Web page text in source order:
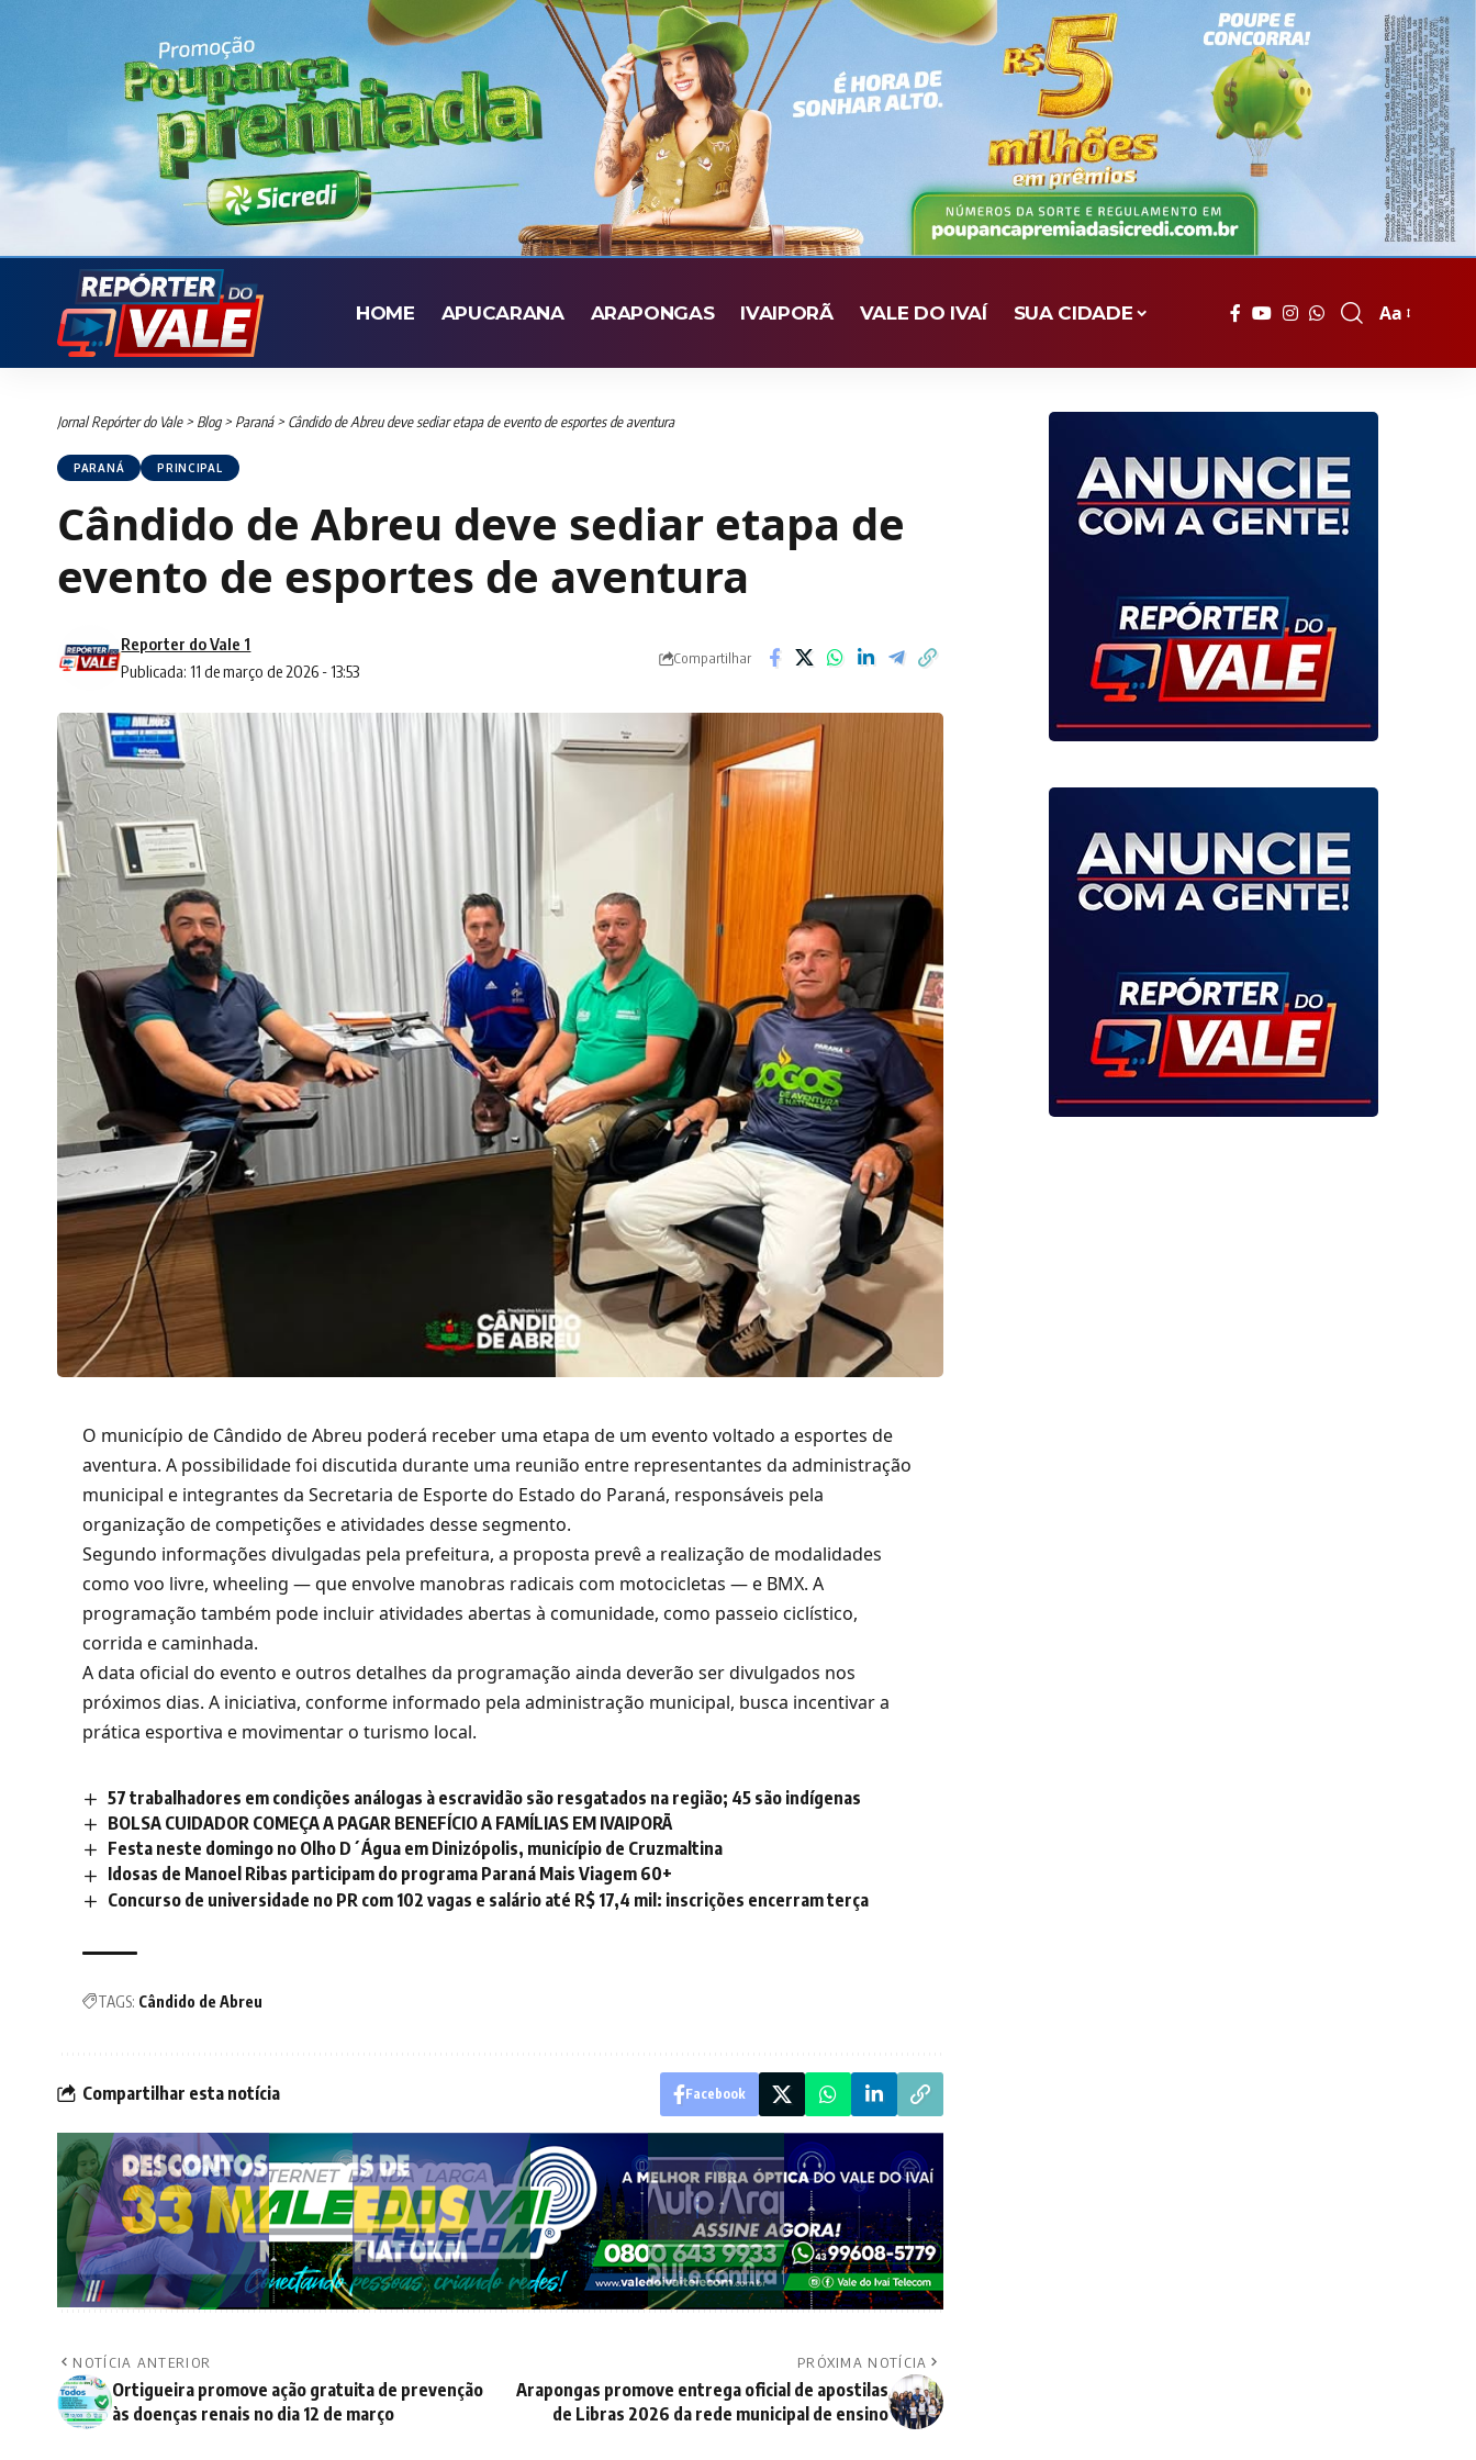
HOME APUCARANA ARAPONGAS IVAIPORÃ VALE DO IVAÍ SUA CIDADE
Font
Aa
Jornal Repórter do Vale> Blog> Paraná> Cândido de Abreu deve sediar etapa de evento de esportes de aventura
PARANÁ PRINCIPAL
Cândido de Abreu deve sediar etapa de
evento de esportes de aventura
Publicada: 11 de março de 2026 - 13:53
Reporter do Vale 1
Compartilhar
O município de Cândido de Abreu poderá receber uma etapa de um evento voltado a esportes de
aventura. A possibilidade foi discutida durante uma reunião entre representantes da administração
municipal e integrantes da Secretaria de Esporte do Estado do Paraná, responsáveis pela
organização de competições e atividades desse segmento.
Segundo informações divulgadas pela prefeitura, a proposta prevê a realização de modalidades
como voo livre, wheeling — que envolve manobras radicais com motocicletas — e BMX. A
programação também pode incluir atividades abertas à comunidade, como passeio ciclístico,
corrida e caminhada.
A data oficial do evento e outros detalhes da programação ainda deverão ser divulgados nos
próximos dias. A iniciativa, conforme informado pela administração municipal, busca incentivar a
prática esportiva e movimentar o turismo local.
57 trabalhadores em condições análogas à escravidão são resgatados na região; 45 são indígenas
BOLSA CUIDADOR COMEÇA A PAGAR BENEFÍCIO A FAMÍLIAS EM IVAIPORÃ
Festa neste domingo no Olho D´Água em Dinizópolis, município de Cruzmaltina
Idosas de Manoel Ribas participam do programa Paraná Mais Viagem 60+
Concurso de universidade no PR com 102 vagas e salário até R$ 17,4 mil: inscrições encerram terça
TAGS: Cândido de Abreu
Compartilhar esta notícia Facebook
NOTÍCIA ANTERIOR
Ortigueira promove ação gratuita de prevenção
às doenças renais no dia 12 de março
PRÓXIMA NOTÍCIA
Arapongas promove entrega oficial de apostilas
de Libras 2026 da rede municipal de ensino